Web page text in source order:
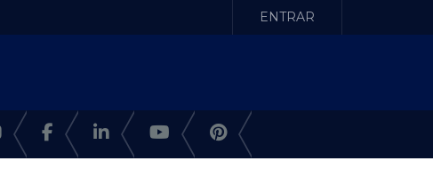
ENTRAR